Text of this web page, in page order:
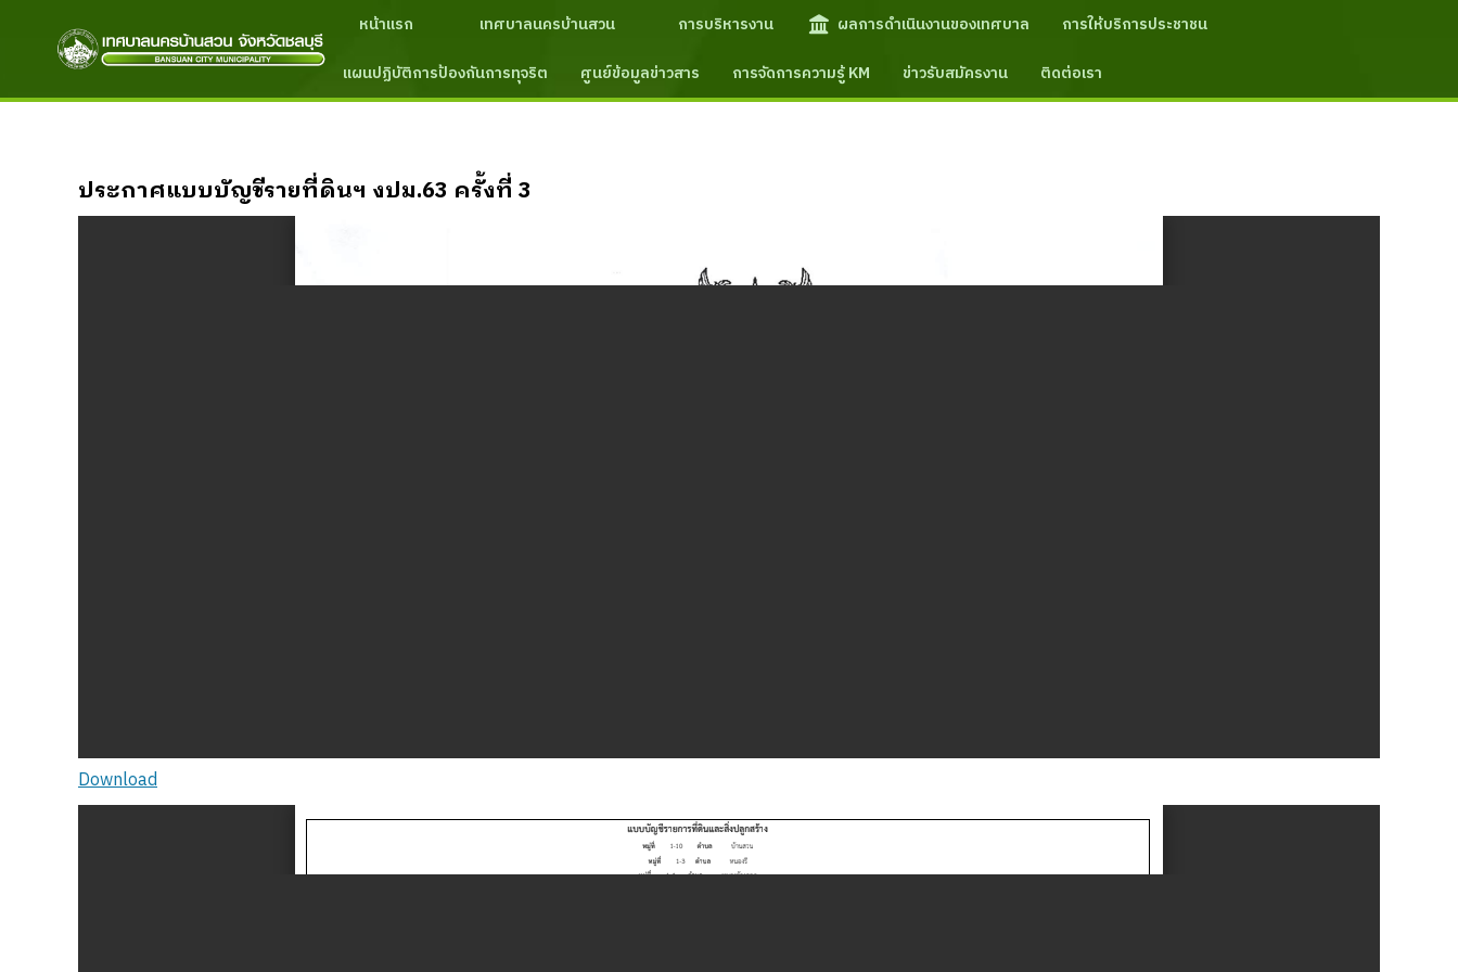
หน้าแรก เทศบาลนครบ้านสวน การบริหารงาน ผลการดำเนินงานของเทศบาล
การให้บริการประชาชน
แผนปฏิบัติการป้องกันการทุจริต
ศูนย์ข้อมูลข่าวสาร การจัดการความรู้ KM ข่าวรับสมัครงาน ติดต่อเรา
ประกาศแบบบัญชีรายที่ดินฯ งปม.63 ครั้งที่ 3
Download